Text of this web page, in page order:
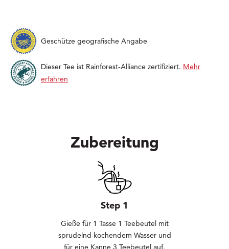
Geschütze geografische Angabe
Dieser Tee ist Rainforest-Alliance zertifiziert. Mehr
erfahren
Zubereitung
Step 1
Gieße für 1 Tasse 1 Teebeutel mit
sprudelnd kochendem Wasser und
für eine Kanne 3 Teebeutel auf.